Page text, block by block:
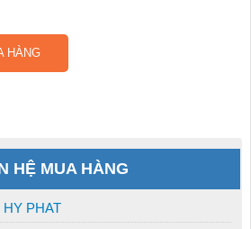
HÀNG
HỆ MUA HÀNG
PHAT